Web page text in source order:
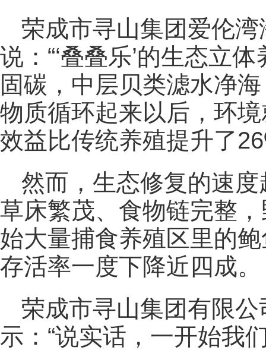
荣成市寻山集团爱伦
说：“‘叠叠乐’的生态立
固碳，中层贝类滤水净
物质循环起来以后，环
效益比传统养殖提升了
然而，生态修复的速
草床繁茂、食物链完整
始大量捕食养殖区里的
存活率一度下降近四成。
荣成市寻山集团有限
示：“说实话，一开始我